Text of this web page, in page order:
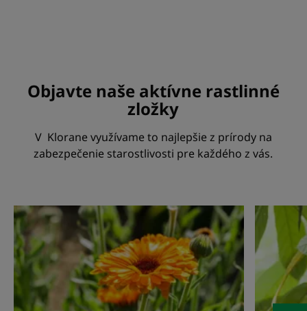
Objavte naše aktívne rastlinné
zložky
V Klorane využívame to najlepšie z prírody na
zabezpečenie starostlivosti pre každého z vás.